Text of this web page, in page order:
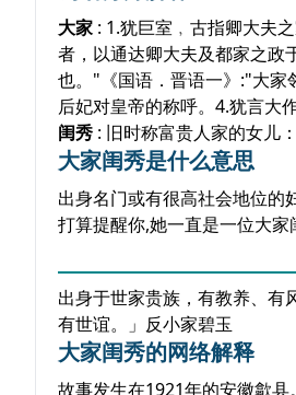
大家 : 1.犹巨室﹐古指卿大夫
者，以通达卿大夫及都家之政
也。"《国语．晋语一》:"大家
后妃对皇帝的称呼。4.犹言大
闺秀 : 旧时称富贵人家的女儿：
大家闺秀是什么意思
出身名门或有很高社会地位的
打算提醒你,她一直是一位大家
出身于世家贵族，有教养、有
有世谊。」反小家碧玉
大家闺秀的网络解释
故事发生在1921年的安徽歙